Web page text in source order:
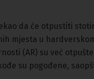
da će otpustiti
mjesta u
(AR) su već
su pogođene,